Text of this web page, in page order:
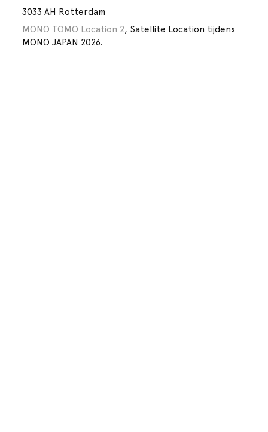
3033 AH Rotterdam
MONO TOMO Location 2, Satellite Location tijdens
MONO JAPAN 2026.